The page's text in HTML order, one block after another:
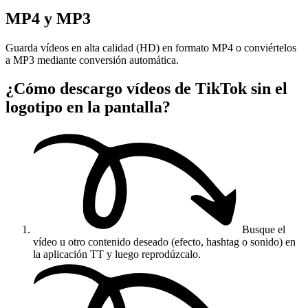
MP4 y MP3
Guarda vídeos en alta calidad (HD) en formato MP4 o conviértelos
a MP3 mediante conversión automática.
¿Cómo descargo vídeos de TikTok sin el
logotipo en la pantalla?
Busque el
vídeo u otro contenido deseado (efecto, hashtag o sonido) en
la aplicación TT y luego reprodúzcalo.